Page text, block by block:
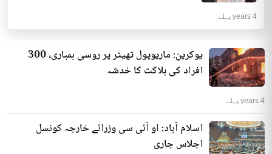
4 years پہلے
یوکرین: ماریوپول تھیٹر پر روسی بمباری، 300
افراد کی ہلاکت کا خدشہ
4 years پہلے
اسلام آباد: او آئی سی وزرائے خارجہ کونسل
اجلاس جاری